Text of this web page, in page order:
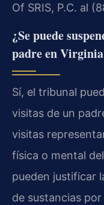
Of SRIS, P.C. al
¿Se puede
padre en
Sí, el tribunal
visitas de un
visitas
física o mental
pueden justificar
de sustancias